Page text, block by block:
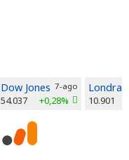
Dow Jones 7-ago
54.037 +0,28%
Londra
10.901